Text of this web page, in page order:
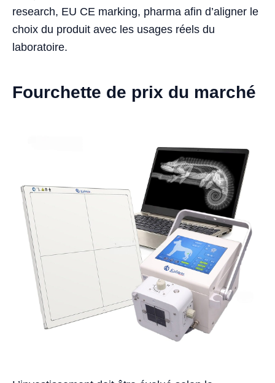
research, EU CE marking, pharma afin d’aligner le
choix du produit avec les usages réels du
laboratoire.
Fourchette de prix du marché